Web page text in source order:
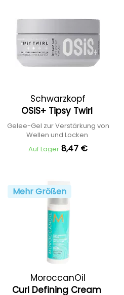
Schwarzkopf
Professional
OSiS+ Tipsy Twirl
Gelee-Gel zur Verstärkung von
Wellen und Locken
Auf Lager 8,47 €
Mehr Größen
MoroccanOil
Curl Defining Cream